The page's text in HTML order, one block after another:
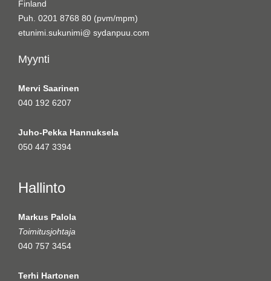
Finland
Puh. 0201 8768 80 (pvm/mpm)
etunimi.sukunimi@ sydanpuu.com
Myynti
Mervi Saarinen
040 192 6207
Juho-Pekka Hannuksela
050 447 3394
Hallinto
Markus Palola
Toimitusjohtaja
040 757 3454
Terhi Hartonen